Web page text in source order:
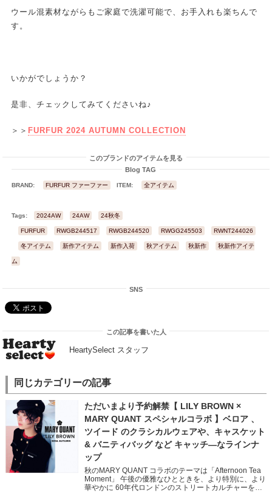
ウール混素材ながらもご家庭で洗濯可能で、お手入れも楽ちんで
す。
いかがでしょうか？
是非、チェックしてみてくださいね♪
＞＞ FURFUR 2024 AUTUMN COLLECTION
このブランドのアイテムを見る
Blog TAG
BRAND: FURFUR ファーファー ITEM: 全アイテム
Tags: 2024AW 24AW 24秋冬
FURFUR RWGB244517 RWGB244520 RWGG245503 RWNT244026
冬アイテム 新作アイテム 新作入荷 秋アイテム 秋新作 秋新作アイテ
ム
SNS
この記事を書いた人
HeartySelect スタッフ
同じカテゴリーの記事
ただいまより予約解禁【 LILY BROWN ×
MARY QUANT スペシャルコラボ 】ベロア 、
ツイード のクラシカルウェアや、キャスケット
& バニティバッグ など キャッチ―なラインナ
ップ
秋のMARY QUANT コラボのテーマは「Afternoon Tea
Moment」 午後の優雅なひとときを、より特別に、より
華やかに 60年代ロンドンのストリートカルチャーを象